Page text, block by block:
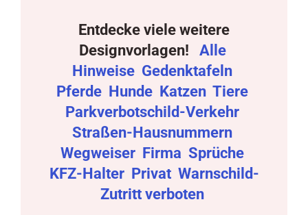
Entdecke viele weitere
Designvorlagen!
Alle
Hinweise Gedenktafeln
Pferde Hunde Katzen Tiere
Parkverbotschild-Verkehr
Straßen-Hausnummern
Wegweiser Firma Sprüche
KFZ-Halter Privat Warnschild-
Zutritt verboten